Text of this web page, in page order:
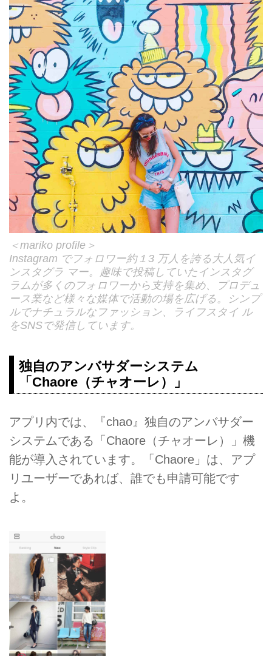
＜mariko profile＞
Instagram でフォロワー約１3 万人を誇る大人気イ
ンスタグラ マー。趣味で投稿していたインスタグ
ラムが多くのフォロワーから支持を集め、プロデュ
ース業など様々な媒体で活動の場を広げる。シンプ
ルでナチュラルなファッション、ライフスタイ ル
をSNSで発信しています。
独自のアンバサダーシステム
「Chaore（チャオーレ）」
アプリ内では、『chao』独自のアンバサダー
システムである「Chaore（チャオーレ）」機
能が導入されています。「Chaore」は、アプ
リユーザーであれば、誰でも申請可能です
よ。